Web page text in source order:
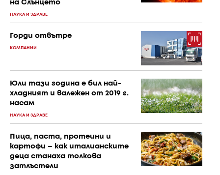
на Слънцето
НАУКА И ЗДРАВЕ
Горди отвътре
КОМПАНИИ
Юли тази година е бил най-
хладният и валежен от 2019 г.
насам
НАУКА И ЗДРАВЕ
Пица, паста, протеини и
картофи – как италианските
деца станаха толкова
затлъстели